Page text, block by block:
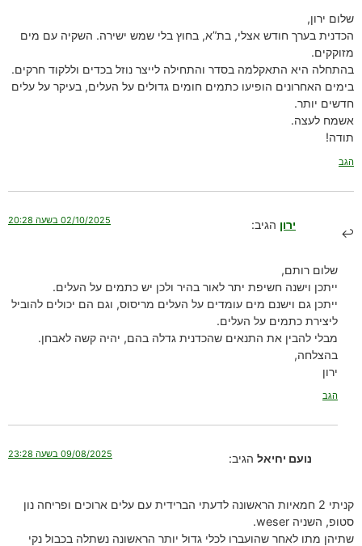
שלום ירון,
הכדנית בערך חודש אצלי, בת”א, בחוץ בלי שמש ישירה. השקיה עם מים
מזוקקים.
בהתחלה היא התאקלמה בסדר והתחילה לייצר נוזל בכדים וללקוד חרקים.
בימים האחרונים הופיעו כתמים חומים גדולים על העלים, בעיקר על עלים
חדשים יותר.
אשמח לעצה.
תודה!
הגב
ירון הגיב: 02/10/2025 בשעה 20:28
שלום רותם,
ייתכן וישנה חשיפת יתר לאור בהיר ולכן יש כתמים על העלים.
ייתכן גם וישנם מים עומדים על העלים מריסוס, וגם הם יכולים להוביל
ליצירת כתמים על העלים.
מבלי להבין את התנאים שהכדנית גדלה בהם, יהיה קשה לאבחן.
בהצלחה,
ירון
הגב
נועם יחיאל הגיב: 09/08/2025 בשעה 23:28
קניתי 2 חמאיות הראשונה לדעתי הברידית עם עלים ארוכים ופריחה נון
סטופ, השניה weser.
שתיהן מתו לאחר שהועברו לכלי גדול יותר הראשונה נשתלה בכבול נקי